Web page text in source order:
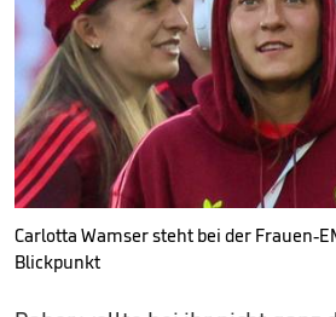
Carlotta Wamser steht bei der Frauen-
Blickpunkt